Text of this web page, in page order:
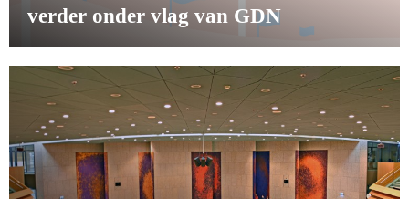
verder onder vlag van GDN